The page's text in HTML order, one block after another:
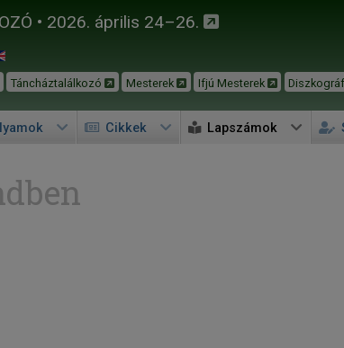
• 2026. április 24–26.
Táncháztalálkozó Mesterek Ifjú Mesterek
Cikkek Lapszámok